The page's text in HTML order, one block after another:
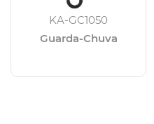
KA-GC1050
Guarda-Chuva